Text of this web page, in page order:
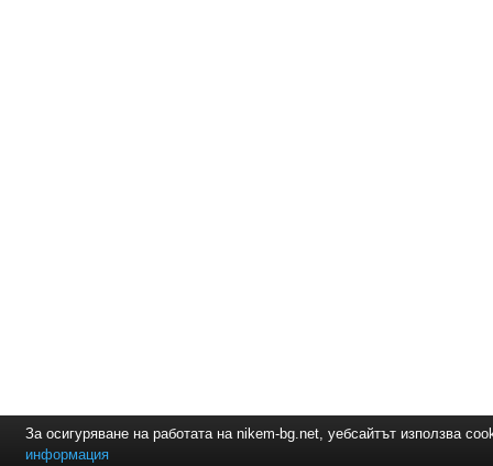
За осигуряване на работата на nikem-bg.net, уебсайтът използва
информация